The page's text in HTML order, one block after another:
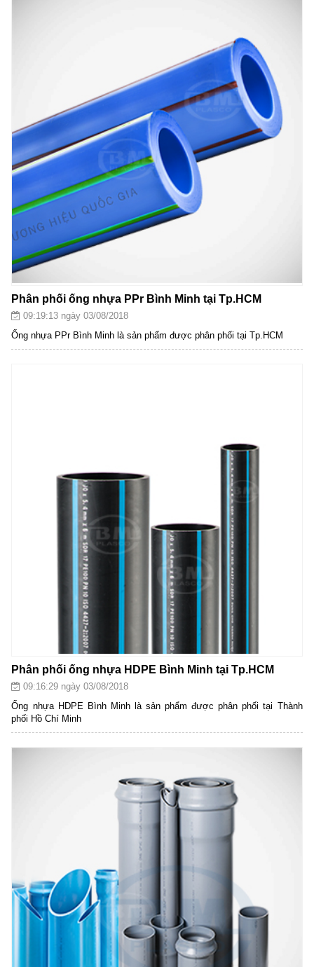
Phân phối ống nhựa PPr Bình Minh tại Tp.HCM
09:19:13 ngày 03/08/2018
Ống nhựa PPr Bình Minh là sản phẩm được phân phối tại Tp.HCM
Phân phối ống nhựa HDPE Bình Minh tại Tp.HCM
09:16:29 ngày 03/08/2018
Ống nhựa HDPE Bình Minh là sản phẩm được phân phối tại Thành
phối Hồ Chí Minh